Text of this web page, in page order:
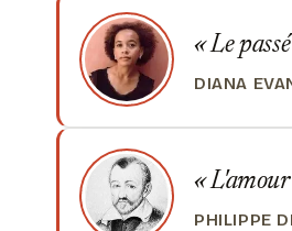
Le
DIANA
L'amour
PHILIPPE